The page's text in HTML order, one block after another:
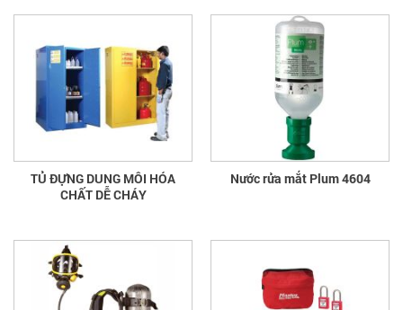
TỦ ĐỰNG DUNG MÔI HÓA
CHẤT DỄ CHÁY
Nước rửa mắt Plum 4604